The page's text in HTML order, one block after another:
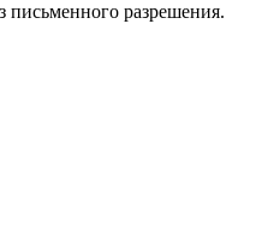
письменного разрешения.